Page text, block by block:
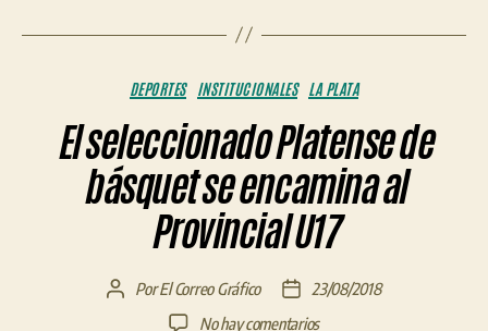
Categorías
DEPORTES INSTITUCIONALES LA PLATA
El seleccionado Platense de
básquet se encamina al
Provincial U17
AutorPorEl Correo Gráfico
Fecha
de
23/08/2018
No hay comentariosen